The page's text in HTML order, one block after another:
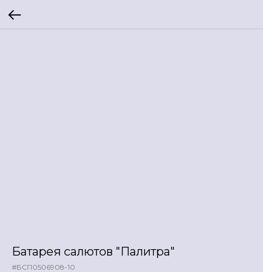
Батарея салютов "Палитра"
#БСП0506908-10